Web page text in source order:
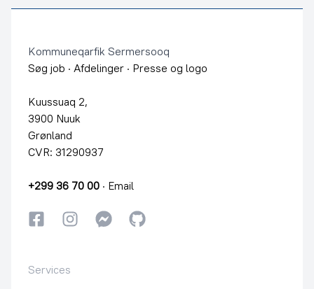
Kommuneqarfik Sermersooq
Søg job · Afdelinger · Presse og logo
Kuussuaq 2,
3900 Nuuk
Grønland
CVR: 31290937
+299 36 70 00 · Email
FacebookInstagramInstagram
GitHub
Services